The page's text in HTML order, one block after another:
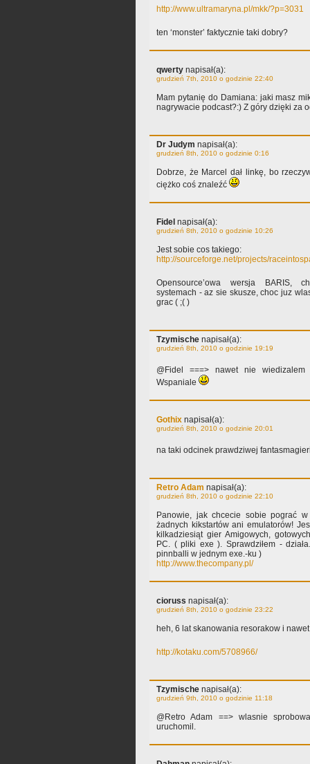
http://www.ultramaryna.pl/mkk/?p=3031
ten ‘monster’ faktycznie taki dobry?
qwerty napisał(a):
grudzień 7th, 2010 o godzinie 22:40
Mam pytanię do Damiana: jaki masz
nagrywacie podcast?:) Z góry dzięki za
Dr Judym napisał(a):
grudzień 8th, 2010 o godzinie 0:16
Dobrze, że Marcel dał linkę, bo
ciężko coś znaleźć
Fidel napisał(a):
grudzień 8th, 2010 o godzinie 10:26
Jest sobie cos takiego:
http://sourceforge.net/projects/
Opensource’owa wersja BARIS,
systemach - az sie skusze, choc juz
grac ( ;( )
Tzymische napisał(a):
grudzień 8th, 2010 o godzinie 19:19
@Fidel ===> nawet nie
Wspaniale
Gothix napisał(a):
grudzień 8th, 2010 o godzinie 20:01
na taki odcinek prawdziwej
Retro Adam napisał(a):
grudzień 8th, 2010 o godzinie 22:10
Panowie, jak chcecie sobie pograć
żadnych kikstartów ani emulatorów!
kilkadziesiąt gier Amigowych,
PC. ( pliki exe ). Sprawdziłem -
pinnballi w jednym exe.-ku )
http://www.thecompany.pl/
cioruss napisał(a):
grudzień 8th, 2010 o godzinie 23:22
heh, 6 lat skanowania resorakow i
http://kotaku.com/5708966/
Tzymische napisał(a):
grudzień 9th, 2010 o godzinie 11:18
@Retro Adam ==> wlasnie
uruchomil.